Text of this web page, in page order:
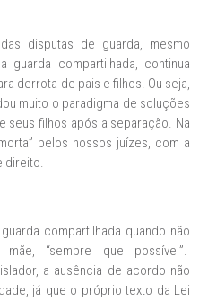
disputas de guarda, mesmo
compartilhada, continua
derrota de pais e filhos. Ou seja,
muito o paradigma de soluções
seus filhos após a separação. Na
pelos nossos juízes, com a
direito.
compartilhada quando não
“sempre que possível”.
a ausência de acordo não
já que o próprio texto da Lei